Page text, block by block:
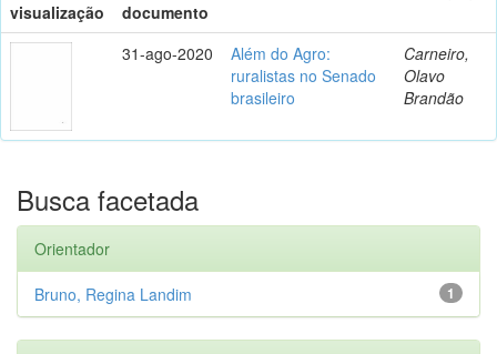
visualização
documento
31-ago-2020
Além do Agro:
ruralistas no Senado
brasileiro
Carneiro,
Olavo
Brandão
Busca facetada
Orientador
1
Bruno, Regina Landim